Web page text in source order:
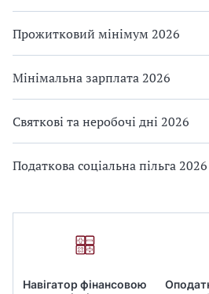
Прожитковий мінімум 2026
Мінімальна зарплата 2026
Святкові та неробочі дні 2026
Податкова соціальна пільга 2026
Навігатор фінансовою